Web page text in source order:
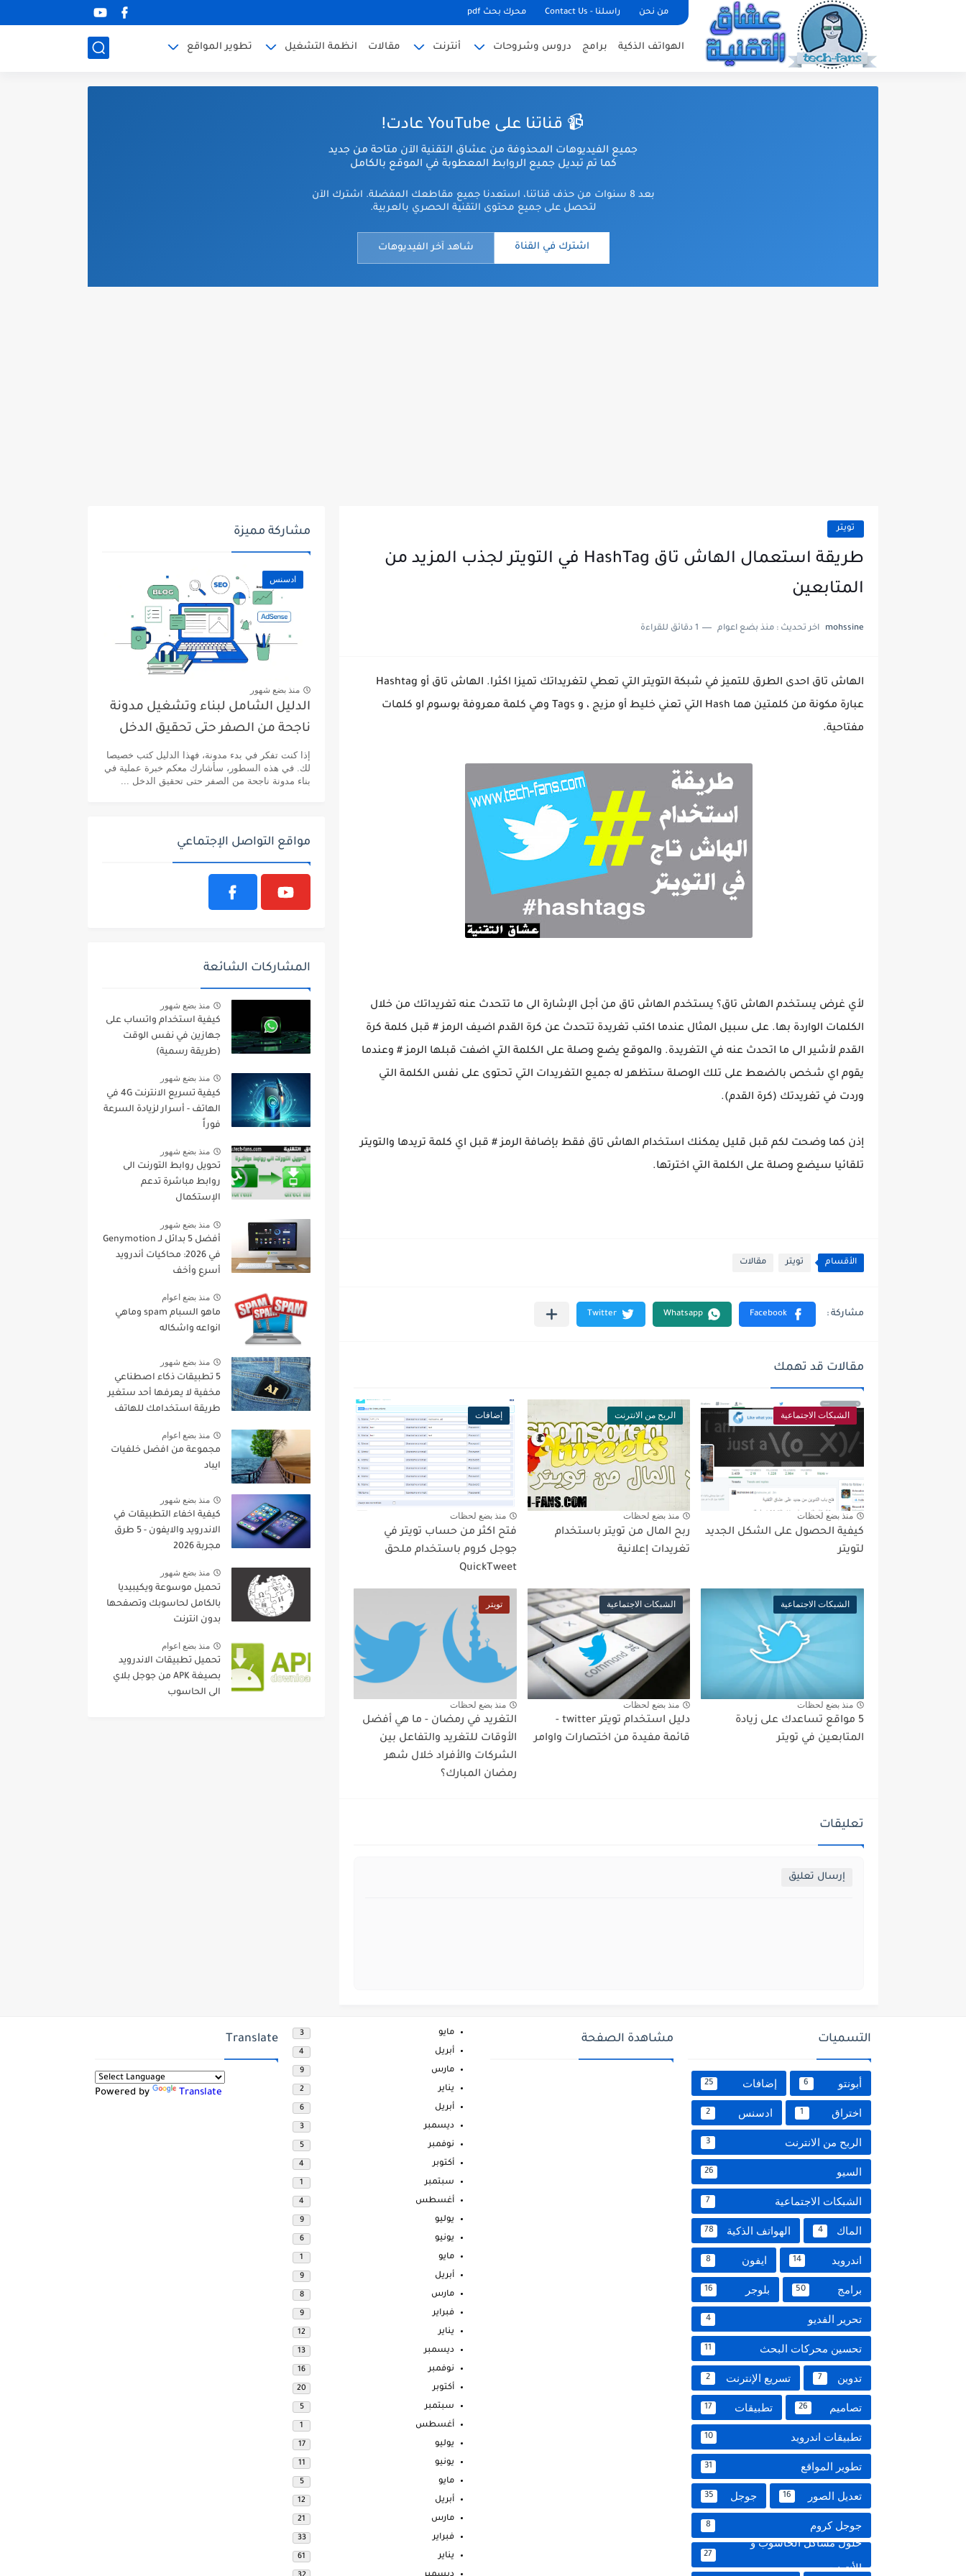
من نحن راسلنا - Contact Us محرك بحث pdf
الهواتف الذكية برامج دروس وشروحات أنترنت مقالات انظمة التشغيل تطوير المواقع
📹 قناتنا على YouTube عادت!
جميع الفيديوهات المحذوفة من عشاق التقنية الآن متاحة من جديد
كما تم تبديل جميع الروابط المعطوبة في الموقع بالكامل
بعد 8 سنوات من حذف قناتنا، استعدنا جميع مقاطعك المفضلة. اشترك الآن
لتحصل على جميع محتوى التقنية الحصري بالعربية.
اشترك في القناة شاهد آخر الفيديوهات
تويتر
طريقة استعمال الهاش تاق HashTag في التويتر لجذب المزيد من
المتابعين
mohssine اخر تحديث : منذ بضع اعوام 1 دقائق للقراءة
الهاش تاق احدى الطرق للتميز في شبكة التويتر التي تعطي لتغريداتك تميزا اكثرا.
الهاش تاق أو Hashtag
عبارة مكونة من كلمتين هما Hash التي تعني خليط أو مزيج ، و Tags وهي كلمة معروفة بوسوم او كلمات
مفتاحية.
لأي غرض يستخدم الهاش تاق؟ يستخدم الهاش تاق من أجل الإشارة الى ما تتحدث عنه تغريداتك من خلال
الكلمات الواردة بها. على سبيل المثال عندما اكتب تغريدة تتحدث عن كرة القدم اضيف الرمز# قبل كلمة كرة
القدم لأشير الى ما اتحدث عنه في التغريدة. والموقع يضع وصلة على الكلمة التي اضفت قبلها الرمز# وعندما
يقوم اي شخص بالضعط على تلك الوصلة ستظهر له جميع التغريدات التي تحتوى على نفس الكلمة التي
وردت في تغريدتك (كرة القدم).
إذن كما وضحت لكم قبل قليل يمكنك استخدام الهاش تاق فقط بإضافة الرمز# قبل اي كلمة تريدها والتويتر
تلقائيا سيضع وصلة على الكلمة التي اخترتها.
الأقسام تويتر مقالات
مقالات قد تهمك
الشبكات الاجتماعية
منذ بضع لحظات
كيفية الحصول على الشكل الجديد
لتويتر
الربح من الانترنت
منذ بضع لحظات
ربح المال من تويتر باستخدام
تغريدات إعلانية
إضافات
منذ بضع لحظات
فتح اكثر من حساب تويتر في
جوجل كروم باستخدام ملحق
QuickTweet
الشبكات الاجتماعية
منذ بضع لحظات
5 مواقع تساعدك على زيادة
المتابعين في تويتر
الشبكات الاجتماعية
منذ بضع لحظات
دليل استخدام تويتر twitter -
قائمة مفيدة من اختصارات واوامر
تويتر
منذ بضع لحظات
التغريد في رمضان - ما هي أفضل
الأوقات للتغريد والتفاعل بين
الشركات والأفراد خلال شهر
رمضان المبارك؟
تعليقات
إرسال تعليق
مشاركة مميزة
ادسنس
منذ بضع شهور
الدليل الشامل لبناء وتشغيل مدونة
ناجحة من الصفر حتى تحقيق الدخل
إذا كنت تفكر في بدء مدونة، فهذا الدليل كتب خصيصا
لك. في هذه السطور، سأشارك معكم خبرة عملية في
بناء مدونة ناجحة من الصفر حتى تحقيق الدخل ...
مواقع التواصل الإجتماعي
المشاركات الشائعة
منذ بضع شهور
كيفية استخدام واتساب على
جهازين في نفس الوقت
(طريقة رسمية)
منذ بضع شهور
كيفية تسريع الانترنت 4G في
الهاتف - أسرار لزيادة السرعة
فوراً
منذ بضع شهور
تحويل روابط التورنت الى
روابط مباشرة تدعم
الإستكمال
منذ بضع شهور
أفضل 5 بدائل لـ Genymotion
في 2026: محاكيات أندرويد
أسرع وأخف
منذ بضع اعوام
ماهو السبام spam وماهي
انواعه واشكاله
منذ بضع شهور
5 تطبيقات ذكاء اصطناعي
مخفية لا يعرفها أحد ستغير
طريقة استخدامك للهاتف
منذ بضع اعوام
مجموعة من افضل خلفيات
ايباد
منذ بضع شهور
كيفية اخفاء التطبيقات في
الاندرويد والايفون - 5 طرق
مجربة 2026
منذ بضع شهور
تحميل موسوعة ويكيبيديا
بالكامل لحاسوبك وتصفحها
بدون انترنت
منذ بضع اعوام
تحميل تطبيقات الاندرويد
بصيغة APK من جوجل بلاي
الى الحاسوب
التسميات
أبونتو 6 إضافات 25
اختراق 1 ادسنس 2
الربح من الانترنت 3
السيو 26
الشبكات الاجتماعية 7
الماك 4 الهواتف الذكية 78
اندرويد 14 ايفون 8
برامج 50 بلوجر 16
تحرير الفديو 4
تحسين محركات البحث 11
تدوين 7 تسريع الإنترنت 2
تصاميم 26 تطبيقات 17
تطبيقات اندرويد 10
تطوير المواقع 31
تعديل الصور 16 جوجل 35
جوجل كروم 8
حلول مشاكل الحاسوب و
الأنترنت
27
مشاهدة الصفحة مايو 3
أبريل 4
مارس 9
يناير 2
أبريل 6
ديسمبر 3
نوفمبر 5
أكتوبر 4
سبتمبر 1
أغسطس 4
يوليو 9
يونيو 6
مايو 1
أبريل 9
مارس 8
فبراير 9
يناير 12
ديسمبر 13
نوفمبر 16
أكتوبر 20
سبتمبر 5
أغسطس 1
يوليو 17
يونيو 11
مايو 5
أبريل 12
مارس 21
فبراير 33
يناير 61
Translate
Powered by Translate